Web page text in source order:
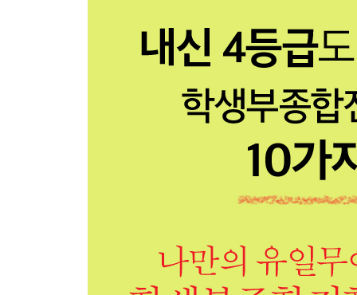
왕따의 트라우마를 극복하다
학생회장 선거, 내 인생의 터닝포인트
유패드, 외교부를 방문하다
시골 아이들의 선생님이 되다
학/종/이 10단계 전략 4-나만의 스토리를 만드는
세계 시민으로서의 첫 발걸음
버려진 전화카드로 인권을?
스토리의 힘을 깨닫다
스토리 입시법